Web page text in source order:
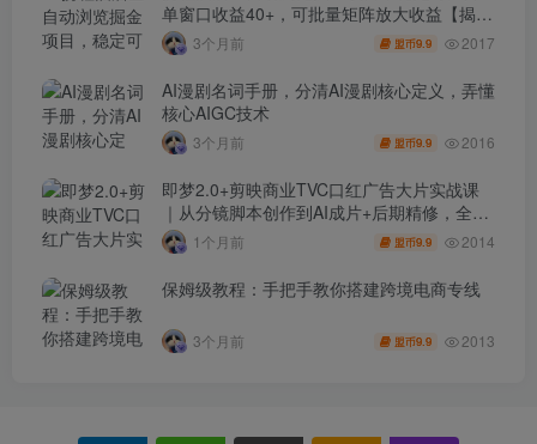
单窗口收益40+，可批量矩阵放大收益【揭
秘】3个月前 盟币9.9 2017
AI漫剧名词手册，分清AI漫剧核心定义，弄懂
核心AIGC技术
3个月前 盟币9.9 2016
即梦2.0+剪映商业TVC口红广告大片实战课
｜从分镜脚本创作到AI成片+后期精修，全流
程打造品牌级产品广告
1个月前 盟币9.9 2014
保姆级教程：手把手教你搭建跨境电商专线
3个月前 盟币9.9 2013